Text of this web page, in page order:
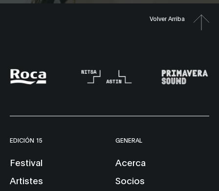
Volver Arriba
EDICIÓN 15
Festival
Artistes
GENERAL
Acerca
Socios